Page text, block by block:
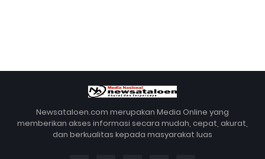
Newsataloen.com merupakan Media Online yang
memberikan akses informasi secara mudah, cepat, akurat,
dan berkualitas kepada masyarakat luas